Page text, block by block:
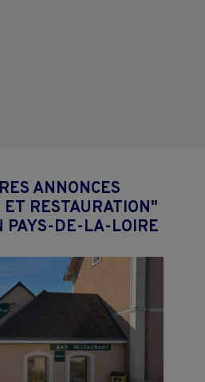
ANNONCES
RESTAURATION"
PAYS-DE-LA-LOIRE